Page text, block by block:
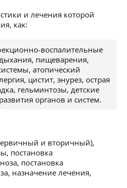
и лечения которой
как:
воспалительные
пищеварения,
атопический
цистит, энурез, острая
гельминтозы, детские
органов и систем.
и вторичный),
постановка
постановка
назначение лечения,